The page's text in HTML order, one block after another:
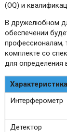
(OQ) и
В дружелюбном
обеспечении
профессионалам,
комплекте со
для определения
Характеристика
Интерферометр
Детектор